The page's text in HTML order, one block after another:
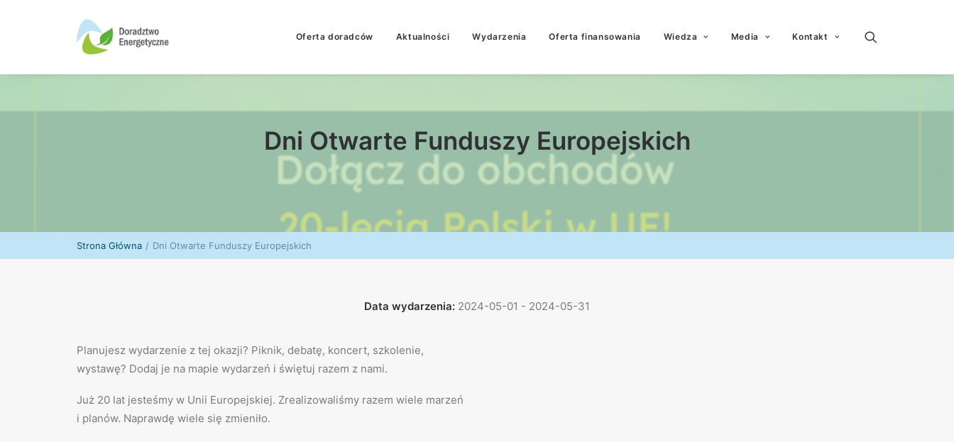
Oferta doradców Aktualności Wydarzenia Oferta finansowania Wiedza Media Kontakt
Dni Otwarte Funduszy Europejskich
Strona Główna Dni Otwarte Funduszy Europejskich
Data wydarzenia: 2024-05-01 - 2024-05-31
Planujesz wydarzenie z tej okazji? Piknik, debatę, koncert, szkolenie,
wystawę? Dodaj je na mapie wydarzeń i świętuj razem z nami.
Już 20 lat jesteśmy w Unii Europejskiej. Zrealizowaliśmy razem wiele marzeń
i planów. Naprawdę wiele się zmieniło.